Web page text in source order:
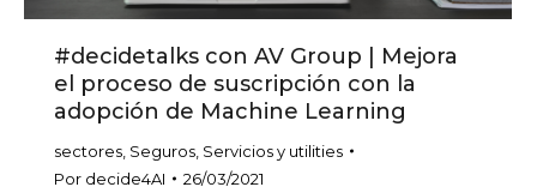
#decidetalks con AV Group | Mejora
el proceso de suscripción con la
adopción de Machine Learning
sectores Seguros Servicios y utilities
Por decide4AI 26/03/2021